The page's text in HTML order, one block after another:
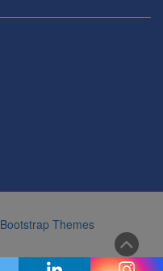
Bootstrap Themes